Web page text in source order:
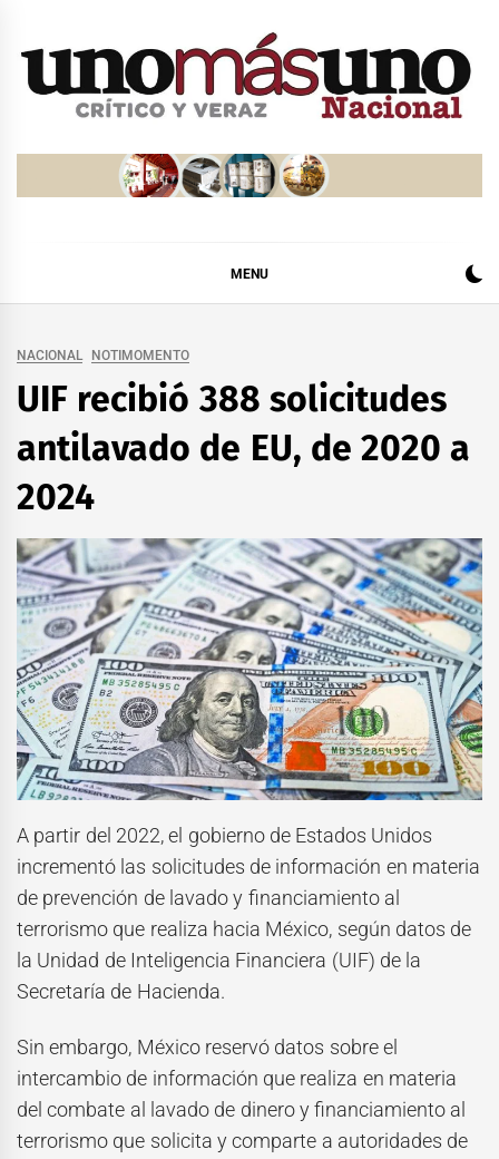
MENU
NACIONAL NOTIMOMENTO
UIF recibió 388 solicitudes
antilavado de EU, de 2020 a
2024
A partir del 2022, el gobierno de Estados Unidos
incrementó las solicitudes de información en materia
de prevención de lavado y financiamiento al
terrorismo que realiza hacia México, según datos de
la Unidad de Inteligencia Financiera (UIF) de la
Secretaría de Hacienda.
Sin embargo, México reservó datos sobre el
intercambio de información que realiza en materia
del combate al lavado de dinero y financiamiento al
terrorismo que solicita y comparte a autoridades de